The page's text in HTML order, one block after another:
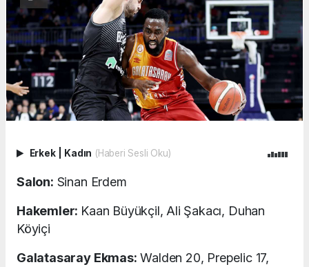
Erkek Kadın (Haberi Sesli Oku)
Salon: Sinan Erdem
Hakemler: Kaan Büyükçil, Ali Şakacı, Duhan
Köyiçi
Galatasaray Ekmas: Walden 20, Prepelic 17,